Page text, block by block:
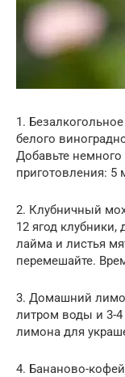
1.
белого
Добавьте
приготовления: 5
2. Клубничный
12 ягод клубники,
лайма и листья
перемешайте.
3. Домашний
литром воды и 3-4
лимона для
4. Бананово-